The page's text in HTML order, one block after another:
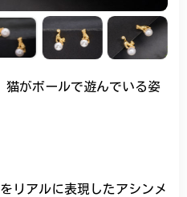
がボールで遊んでいる姿
リアルに表現したアシンメ